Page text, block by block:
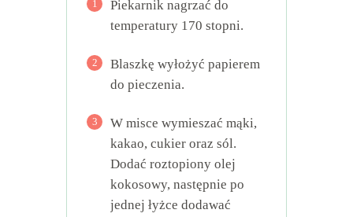
1
Piekarnik nagrzać do
temperatury 170 stopni.
2
Blaszkę wyłożyć papierem
do pieczenia.
3
W misce wymieszać mąki,
kakao, cukier oraz sól.
Dodać roztopiony olej
kokosowy, następnie po
jednej łyżce dodawać